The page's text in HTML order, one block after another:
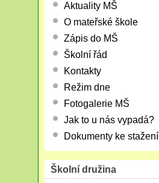
Aktuality MŠ
O mateřské škole
Zápis do MŠ
Školní řád
Kontakty
Režim dne
Fotogalerie MŠ
Jak to u nás vypadá?
Dokumenty ke stažení
Školní družina